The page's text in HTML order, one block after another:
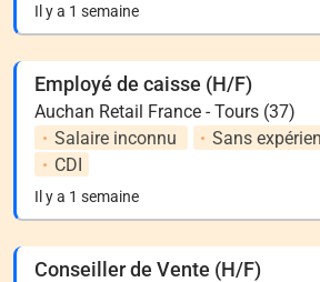
Il y a 1 semaine
Employé de caisse (H/F)
Auchan Retail France - Tours (37)
Salaire inconnu
Sans
CDI
Il y a 1 semaine
Conseiller de Vente (H/F)